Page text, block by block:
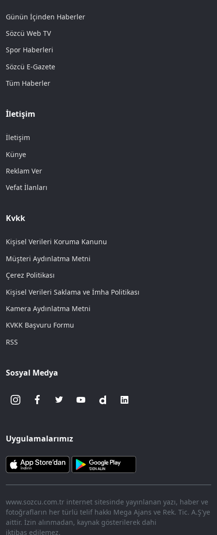
Günün İçinden Haberler
Sözcü Web TV
Spor Haberleri
Sözcü E-Gazete
Tüm Haberler
İletişim
İletişim
Künye
Reklam Ver
Vefat İlanları
Kvkk
Kişisel Verileri Koruma Kanunu
Müşteri Aydınlatma Metni
Çerez Politikası
Kişisel Verileri Saklama ve İmha Politikası
Kamera Aydınlatma Metni
KVKK Başvuru Formu
RSS
Sosyal Medya
Uygulamalarımız
www.sozcu.com.tr internet sitesinde yayınlanan yazı, haber ve
fotoğrafların her türlü telif hakkı Mega Ajans ve Rek. Tic. A.Ş'ye
aittir. İzin alınmadan, kaynak gösterilerek dahi
iktibas edilemez.